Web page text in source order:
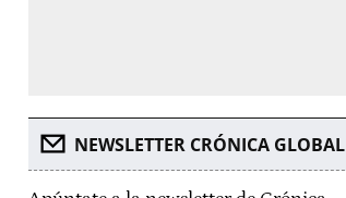
NEWSLETTER CRÓNICA GLOBAL